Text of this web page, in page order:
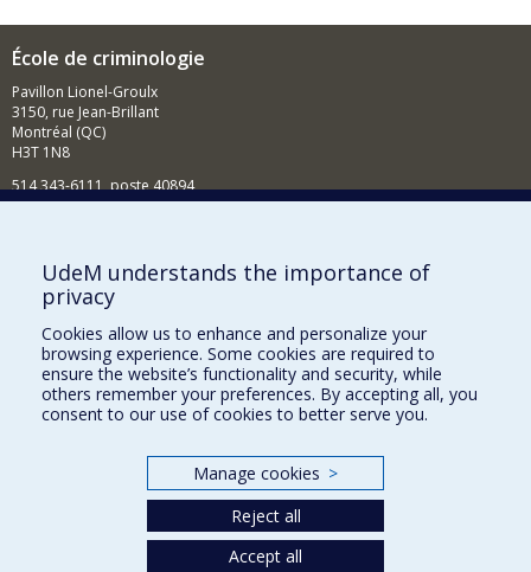
École de criminologie
Pavillon Lionel-Groulx
3150, rue Jean-Brillant
Montréal (QC)
H3T 1N8
514 343-6111, poste 40894
Comment soutenir l'École?
BESOIN D'AIDE?
Plan du site
Signaler une erreur
Accessibilité
Nos départements et écoles
UdeM understands the importance of
privacy
Cookies allow us to enhance and personalize your
browsing experience. Some cookies are required to
ensure the website’s functionality and security, while
others remember your preferences. By accepting all, you
consent to our use of cookies to better serve you.
Manage cookies >
Reject all
Accept all